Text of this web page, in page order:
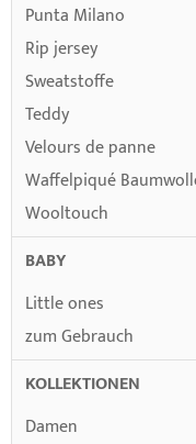
Punta Milano
Rip jersey
Sweatstoffe
Teddy
Velours de panne
Waffelpiqué
Wooltouch
BABY
Little ones
zum Gebrauch
KOLLEKTIONEN
Damen